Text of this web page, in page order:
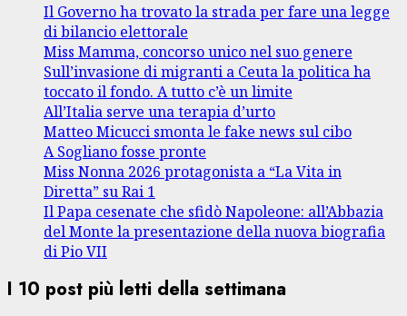
Il Governo ha trovato la strada per fare una legge
di bilancio elettorale
Miss Mamma, concorso unico nel suo genere
Sull’invasione di migranti a Ceuta la politica ha
toccato il fondo. A tutto c’è un limite
All’Italia serve una terapia d’urto
Matteo Micucci smonta le fake news sul cibo
A Sogliano fosse pronte
Miss Nonna 2026 protagonista a “La Vita in
Diretta” su Rai 1
Il Papa cesenate che sfidò Napoleone: all’Abbazia
del Monte la presentazione della nuova biografia
di Pio VII
I 10 post più letti della settimana